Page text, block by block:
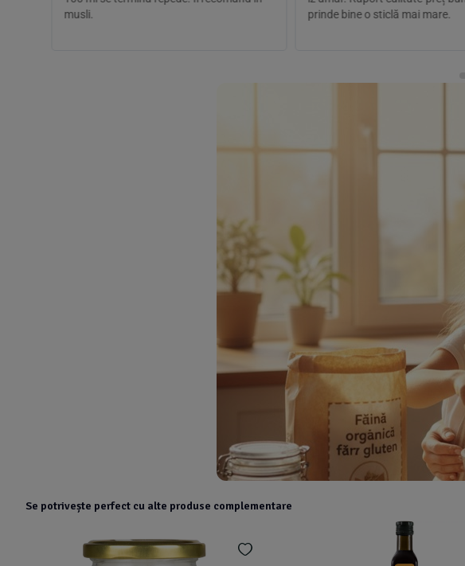
musli.
prinde bine o sticlă mai mare.
Se potrivește perfect cu alte produse complementare